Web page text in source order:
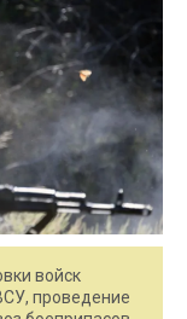
войск
проведение